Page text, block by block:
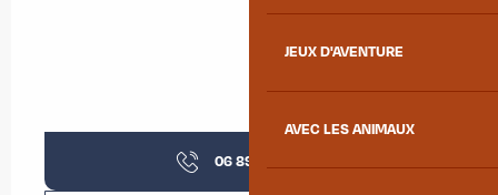
JEUX D'AVENTURE
AVEC LES ANIMAUX
06 89 06 42